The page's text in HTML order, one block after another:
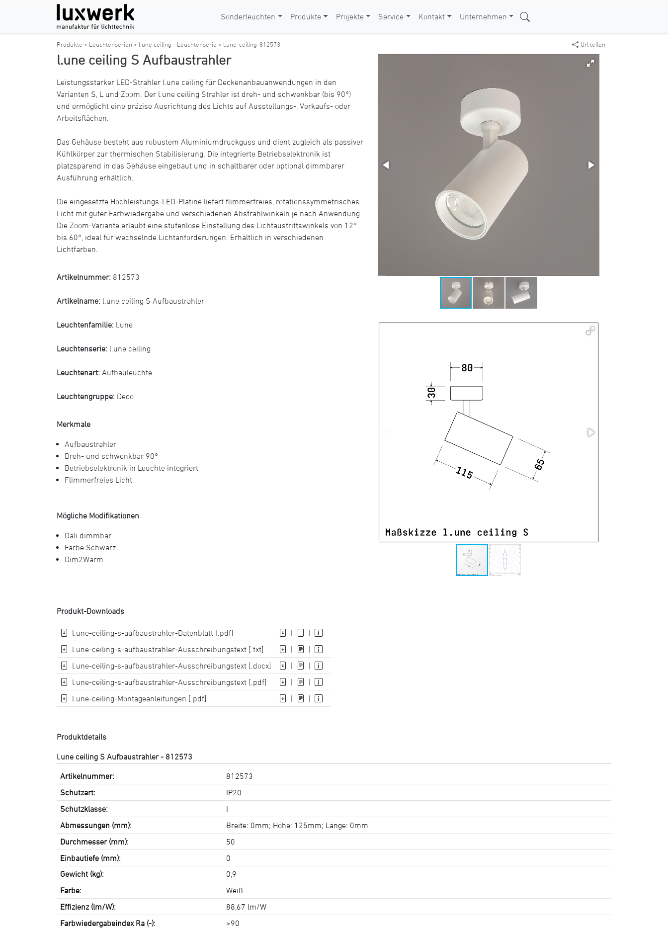
Sonderleuchten Produkte Projekte Service Kontakt Unternehmen
Produkte > Leuchtenserien > l.une ceiling - Leuchtenserie > l.une-ceiling-812573 Url teilen
l.une ceiling S Aufbaustrahler
Leistungsstarker LED-Strahler l.une ceiling für Deckenanbauanwendungen in den
Varianten S, L und Zoom. Der l.une ceiling Strahler ist dreh- und schwenkbar (bis 90°)
und ermöglicht eine präzise Ausrichtung des Lichts auf Ausstellungs-, Verkaufs- oder
Arbeitsflächen.
Das Gehäuse besteht aus robustem Aluminiumdruckguss und dient zugleich als passiver
Kühlkörper zur thermischen Stabilisierung. Die integrierte Betriebselektronik ist
platzsparend in das Gehäuse eingebaut und in schaltbarer oder optional dimmbarer
Ausführung erhältlich.
Die eingesetzte Hochleistungs-LED-Platine liefert flimmerfreies, rotationssymmetrisches
Licht mit guter Farbwiedergabe und verschiedenen Abstrahlwinkeln je nach Anwendung.
Die Zoom-Variante erlaubt eine stufenlose Einstellung des Lichtaustrittswinkels von 12°
bis 60°, ideal für wechselnde Lichtanforderungen. Erhältlich in verschiedenen
Lichtfarben.
Artikelnummer: 812573
Artikelname: l.une ceiling S Aufbaustrahler
Leuchtenfamilie: l.une
Leuchtenserie: l.une ceiling
Leuchtenart: Aufbauleuchte
Leuchtengruppe: Deco
Merkmale
Aufbaustrahler
Dreh- und schwenkbar 90°
Betriebselektronik in Leuchte integriert
Flimmerfreies Licht
Mögliche Modifikationen
Dali dimmbar
Farbe Schwarz
Dim2Warm
Produkt-Downloads
l.une-ceiling-s-aufbaustrahler-Datenblatt [.pdf] |
|
l.une-ceiling-s-aufbaustrahler-Ausschreibungstext [.txt]
|
|
l.une-ceiling-s-aufbaustrahler-Ausschreibungstext [.docx]
|
|
l.une-ceiling-s-aufbaustrahler-Ausschreibungstext [.pdf]
|
|
l.une-ceiling-Montageanleitungen [.pdf]
| |
Produktdetails
l.une ceiling S Aufbaustrahler - 812573
Artikelnummer:
812573
Schutzart:
IP20
Schutzklasse:
I
Abmessungen (mm):
Breite: 0mm; Höhe: 125mm; Länge: 0mm
Durchmesser (mm):
50
Einbautiefe (mm):
0
Gewicht (kg):
0,9
Farbe:
Weiß
Effizienz (lm/W):
88,67 lm/W
Farbwiedergabeindex Ra (-):
>90